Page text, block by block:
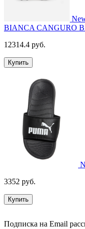
BIANCA CANGURO
12314.4 руб.
Купить
3352 руб.
Купить
Подписка на Email